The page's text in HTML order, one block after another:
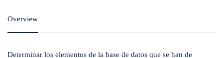
Overview
Determinar los elementos de la base de datos que se han de